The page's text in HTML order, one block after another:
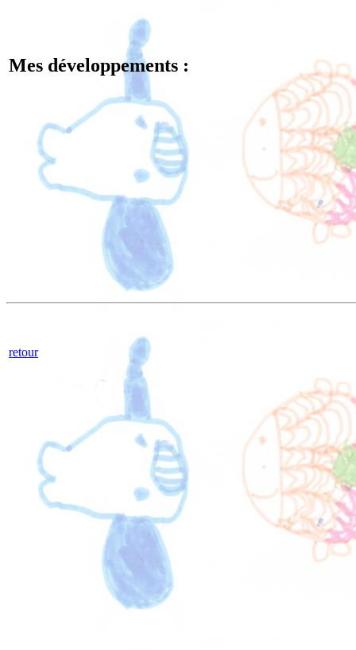
Mes développements :
retour